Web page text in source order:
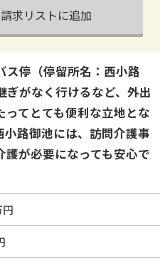
求リストに追加
ス停（停留所名：西小路
がなく行けるなど、外出
てとても便利な立地とな
小路御池には、訪問介護事
が必要になっても安心で
円